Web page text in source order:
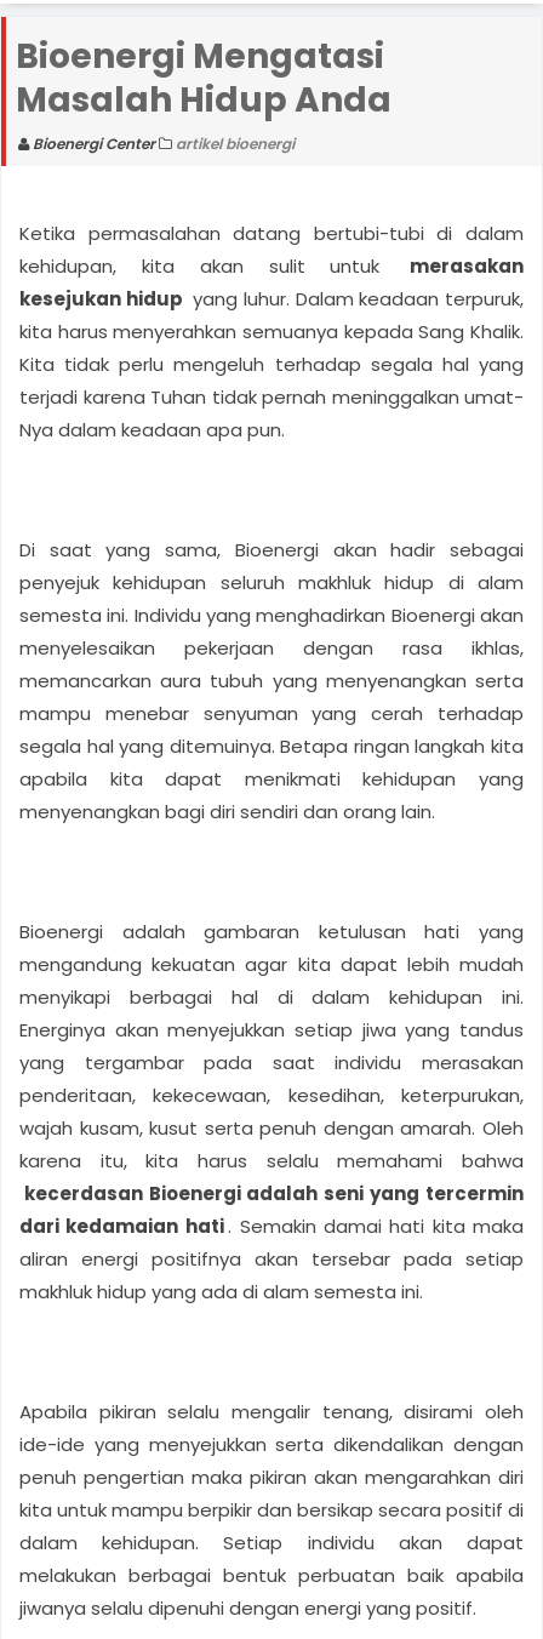
n
u
Bioenergi Mengatasi
Masalah Hidup Anda
Bioenergi Center artikel bioenergi
Ketika permasalahan datang bertubi-tubi di dalam
kehidupan, kita akan sulit untuk
merasakan
kesejukan hidup yang luhur. Dalam keadaan terpuruk,
kita harus menyerahkan semuanya kepada Sang Khalik.
Kita tidak perlu mengeluh terhadap segala hal yang
terjadi karena Tuhan tidak pernah meninggalkan umat-
Nya dalam keadaan apa pun.
Di saat yang sama, Bioenergi akan hadir sebagai
penyejuk kehidupan seluruh makhluk hidup di alam
semesta ini. Individu yang menghadirkan Bioenergi akan
menyelesaikan pekerjaan dengan rasa ikhlas,
memancarkan aura tubuh yang menyenangkan serta
mampu menebar senyuman yang cerah terhadap
segala hal yang ditemuinya. Betapa ringan langkah kita
apabila kita dapat menikmati kehidupan yang
menyenangkan bagi diri sendiri dan orang lain.
Bioenergi adalah gambaran ketulusan hati yang
mengandung kekuatan agar kita dapat lebih mudah
menyikapi berbagai hal di dalam kehidupan ini.
Energinya akan menyejukkan setiap jiwa yang tandus
yang tergambar pada saat individu merasakan
penderitaan, kekecewaan, kesedihan, keterpurukan,
wajah kusam, kusut serta penuh dengan amarah. Oleh
karena itu, kita harus selalu memahami bahwa
kecerdasan Bioenergi adalah seni yang tercermin
dari kedamaian hati. Semakin damai hati kita maka
aliran energi positifnya akan tersebar pada setiap
makhluk hidup yang ada di alam semesta ini.
Apabila pikiran selalu mengalir tenang, disirami oleh
ide-ide yang menyejukkan serta dikendalikan dengan
penuh pengertian maka pikiran akan mengarahkan diri
kita untuk mampu berpikir dan bersikap secara positif di
dalam kehidupan. Setiap individu akan dapat
melakukan berbagai bentuk perbuatan baik apabila
jiwanya selalu dipenuhi dengan energi yang positif.